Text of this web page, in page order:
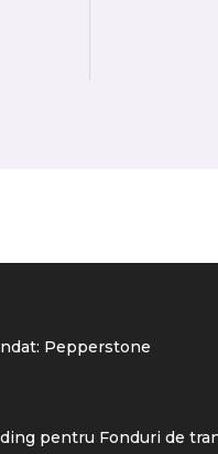
Pepperstone
pentru Fonduri de